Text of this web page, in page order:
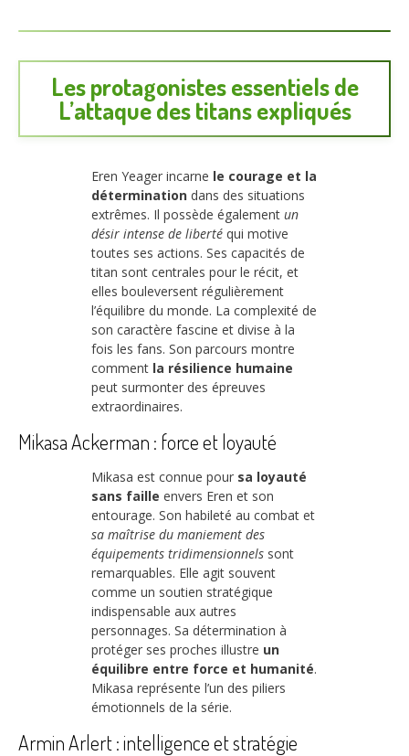
Les protagonistes essentiels de
L’attaque des titans expliqués
Eren Yeager incarne le courage et la
détermination dans des situations
extrêmes. Il possède également un
désir intense de liberté qui motive
toutes ses actions. Ses capacités de
titan sont centrales pour le récit, et
elles bouleversent régulièrement
l’équilibre du monde. La complexité de
son caractère fascine et divise à la
fois les fans. Son parcours montre
comment la résilience humaine
peut surmonter des épreuves
extraordinaires.
Mikasa Ackerman : force et loyauté
Mikasa est connue pour sa loyauté
sans faille envers Eren et son
entourage. Son habileté au combat et
sa maîtrise du maniement des
équipements tridimensionnels sont
remarquables. Elle agit souvent
comme un soutien stratégique
indispensable aux autres
personnages. Sa détermination à
protéger ses proches illustre un
équilibre entre force et humanité.
Mikasa représente l’un des piliers
émotionnels de la série.
Armin Arlert : intelligence et stratégie